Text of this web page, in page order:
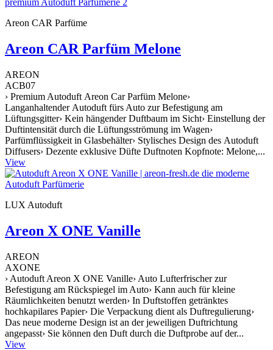
Areon CAR Parfüme
Areon CAR Parfüm Melone
AREON
ACB07
› Premium Autoduft Areon Car Parfüm Melone›
Langanhaltender Autoduft fürs Auto zur Befestigung am
Lüftungsgitter› Kein hängender Duftbaum im Sicht› Einstellung der
Duftintensität durch die Lüftungsströmung im Wagen›
Parfümflüssigkeit in Glasbehälter› Stylisches Design des Autoduft
Diffusers› Dezente exklusive Düfte Duftnoten Kopfnote: Melone,...
View
LUX Autoduft
Areon X ONE Vanille
AREON
AXONE
› Autoduft Areon X ONE Vanille› Auto Lufterfrischer zur
Befestigung am Rückspiegel im Auto› Kann auch für kleine
Räumlichkeiten benutzt werden› In Duftstoffen getränktes
hochkapilares Papier› Die Verpackung dient als Duftregulierung›
Das neue moderne Design ist an der jeweiligen Duftrichtung
angepasst› Sie können den Duft durch die Duftprobe auf der...
View